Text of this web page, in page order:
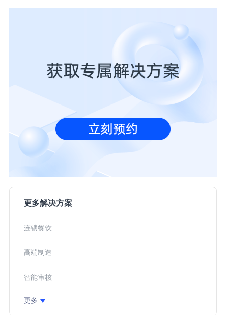
更多解决方案
连锁餐饮
高端制造
智能审核
更多